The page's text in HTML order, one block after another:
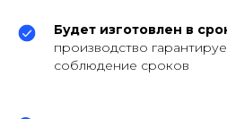
Будет изготовлен в
производство
соблюдение сроков